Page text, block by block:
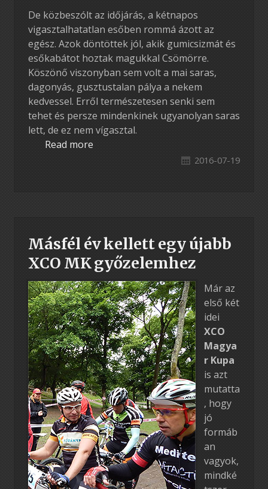
De közbeszólt az időjárás, a kétnapos
vigasztalhatatlan esőben rommá ázott az
egész. Azok döntöttek jól, akik gumicsizmát és
esőkabátot hoztak magukkal Csömörre.
Köszönő viszonyban sem volt a mai saras,
dagonyás, gusztustalan pálya a nekem
kedvessel. Erről természetesen senki sem
tehet és persze mindenkinek ugyanolyan saras
lett, de ez nem vígasztal.
Read more
2016-07-19
Másfél év kellett egy újabb
XCO MK győzelemhez
Már az
első két
idei
XCO
Magya
r Kupa
is azt
mutatta
, hogy
jó
formáb
an
vagyok,
mindké